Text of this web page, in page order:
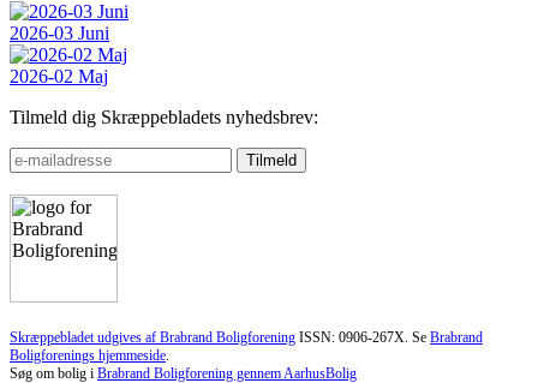
2026-03 Juni
2026-02 Maj
Tilmeld dig Skræppebladets nyhedsbrev:
Skræppebladet udgives af Brabrand Boligforening ISSN: 0906-267X. Se Brabrand
Boligforenings hjemmeside.
Søg om bolig i Brabrand Boligforening gennem AarhusBolig